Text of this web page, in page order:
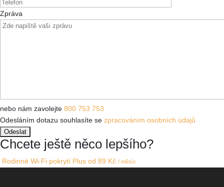
Zpráva
nebo nám zavolejte 800 753 753
Odesláním dotazu souhlasíte se zpracováním osobních údajů
Chcete ještě něco lepšího?
Rodinné Wi-Fi pokrytí Plus od 89 Kč / měsíc